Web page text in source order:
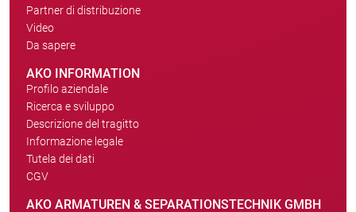
Partner di distribuzione
Video
Da sapere
AKO INFORMATION
Profilo aziendale
Ricerca e sviluppo
Descrizione del tragitto
Informazione legale
Tutela dei dati
CGV
AKO ARMATUREN & SEPARATIONSTECHNIK GMBH